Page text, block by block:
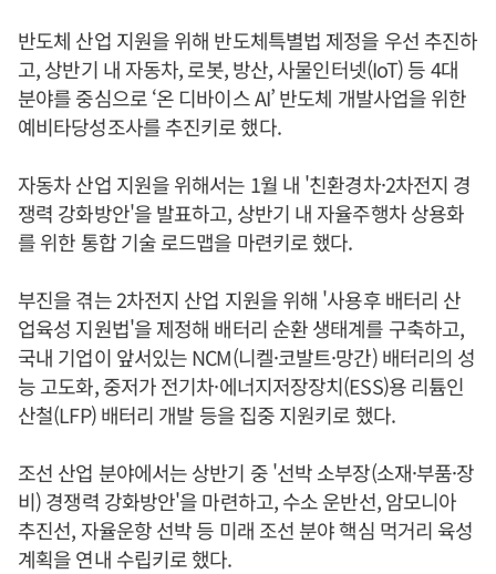
반도체 산업 지원을 위해 반도체특별법 제정을 우선 추진하
고, 상반기 내 자동차, 로봇, 방산, 사물인터넷(IoT) 등 4대
분야를 중심으로 ‘온 디바이스 AI’ 반도체 개발사업을 위한
예비타당성조사를 추진키로 했다.
자동차 산업 지원을 위해서는 1월 내 '친환경차·2차전지 경
쟁력 강화방안'을 발표하고, 상반기 내 자율주행차 상용화
를 위한 통합 기술 로드맵을 마련키로 했다.
부진을 겪는 2차전지 산업 지원을 위해 '사용후 배터리 산
업육성 지원법'을 제정해 배터리 순환 생태계를 구축하고,
국내 기업이 앞서있는 NCM(니켈·코발트·망간) 배터리의 성
능 고도화, 중저가 전기차·에너지저장장치(ESS)용 리튬인
산철(LFP) 배터리 개발 등을 집중 지원키로 했다.
조선 산업 분야에서는 상반기 중 '선박 소부장(소재·부품·장
비) 경쟁력 강화방안'을 마련하고, 수소 운반선, 암모니아
추진선, 자율운항 선박 등 미래 조선 분야 핵심 먹거리 육성
계획을 연내 수립키로 했다.